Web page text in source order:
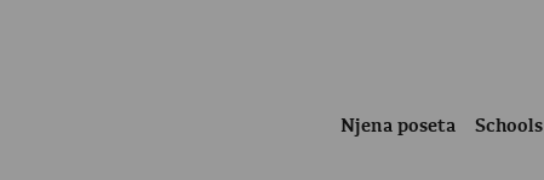
Njena poseta Schools